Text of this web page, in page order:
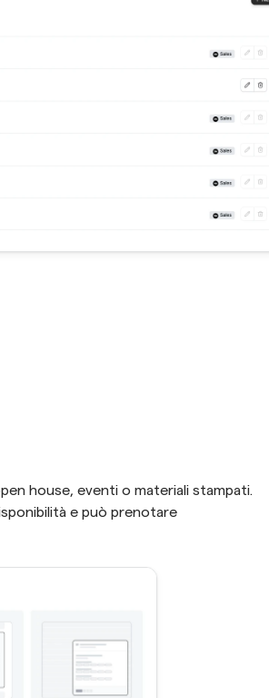
house, eventi o materiali stampati.
e può prenotare